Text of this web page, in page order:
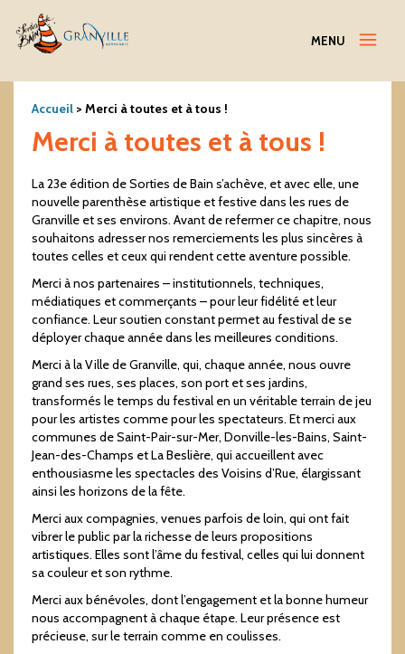
Menu
MENU
Accueil > Merci à toutes et à tous !
Merci à toutes et à tous !
La 23e édition de Sorties de Bain s’achève, et avec elle, une
nouvelle parenthèse artistique et festive dans les rues de
Granville et ses environs. Avant de refermer ce chapitre, nous
souhaitons adresser nos remerciements les plus sincères à
toutes celles et ceux qui rendent cette aventure possible.
Merci à nos partenaires – institutionnels, techniques,
médiatiques et commerçants – pour leur fidélité et leur
confiance. Leur soutien constant permet au festival de se
déployer chaque année dans les meilleures conditions.
Merci à la Ville de Granville, qui, chaque année, nous ouvre
grand ses rues, ses places, son port et ses jardins,
transformés le temps du festival en un véritable terrain de jeu
pour les artistes comme pour les spectateurs. Et merci aux
communes de Saint-Pair-sur-Mer, Donville-les-Bains, Saint-
Jean-des-Champs et La Beslière, qui accueillent avec
enthousiasme les spectacles des Voisins d’Rue, élargissant
ainsi les horizons de la fête.
Merci aux compagnies, venues parfois de loin, qui ont fait
vibrer le public par la richesse de leurs propositions
artistiques. Elles sont l’âme du festival, celles qui lui donnent
sa couleur et son rythme.
Merci aux bénévoles, dont l’engagement et la bonne humeur
nous accompagnent à chaque étape. Leur présence est
précieuse, sur le terrain comme en coulisses.